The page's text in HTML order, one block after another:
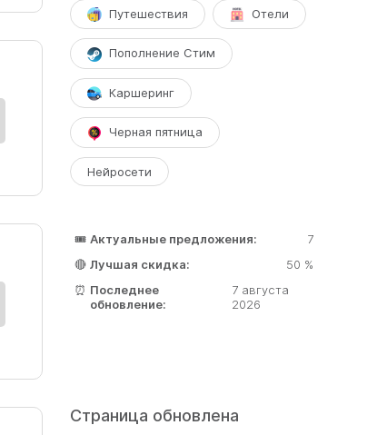
Путешествия Отели
Пополнение Стим
Каршеринг
Черная пятница
Нейросети
🎟️ Актуальные предложения:
7
🔴 Лучшая скидка:
50 %
⏰ Последнее
обновление:
7 августа
2026
Страница обновлена